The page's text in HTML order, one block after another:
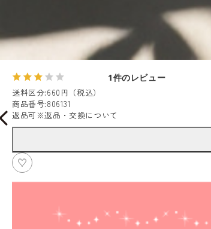
1件のレビュー
送料区分:660円（税込）
商品番号:806131
返品可 ※返品・交換について